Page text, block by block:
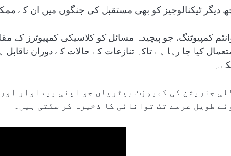
دیگر ٹیکنالوجیز کو بھی مستقبل کی جنگوں میں ان کے
کمپیوٹنگ، جو پیچیدہ مسائل کو کلاسیکی کمپیوٹرز
کیا جا رہا ہے تاکہ تنازعات کے حالات کے دوران
جنریشن کی کمپوزٹ بیٹریاں جو اپنی پیداوار
طویل عرصے تک توانائی کا ذخیرہ کر سکتی ہیں۔